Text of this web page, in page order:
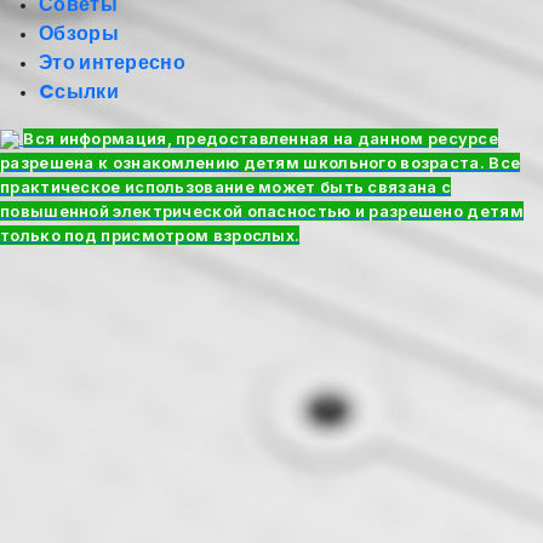
Обзоры
Это интересно
Cсылки
Вся информация, предоставленная на данном ресурсе
разрешена к ознакомлению детям школьного возраста. Все
практическое использование может быть связана с
повышенной электрической опасностью и разрешено детям
только под присмотром взрослых.